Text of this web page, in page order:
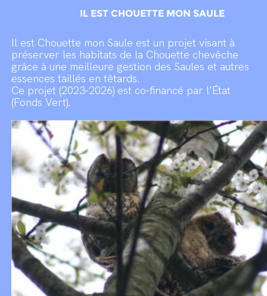
IL EST CHOUETTE MON SAULE
Il est Chouette mon Saule est un projet visant à
préserver les habitats de la Chouette chevêche
grâce à une meilleure gestion des Saules et autres
essences taillés en têtards.
Ce projet (2023-2026) est co-financé par l’État
(Fonds Vert).